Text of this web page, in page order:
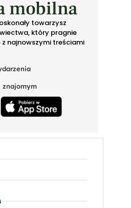
mobilna
towarzysz
który pragnie
najnowszymi treściami
znajomym